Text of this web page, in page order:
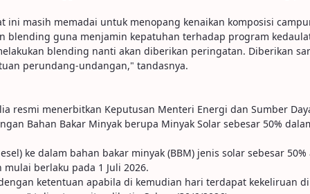
ini masih memadai untuk menopang kenaikan komposisi
guna menjamin kepatuhan terhadap program
blending nanti akan diberikan peringatan. Diberikan
perundang-undangan," tandasnya.
resmi menerbitkan Keputusan Menteri Energi dan Sumber
Bahan Bakar Minyak berupa Minyak Solar sebesar 50%
ke dalam bahan bakar minyak (BBM) jenis solar sebesar
berlaku pada 1 Juli 2026.
ketentuan apabila di kemudian hari terdapat kekeliruan